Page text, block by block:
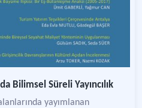
Bilimsel Süreli Yayıncılık
yayımlanan